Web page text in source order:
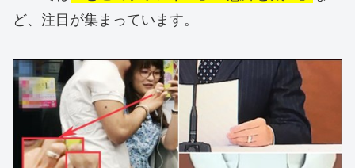
ど、注目が集まっています。